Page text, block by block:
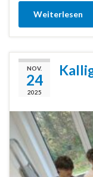
Weiterlesen
NOV.
24
2025